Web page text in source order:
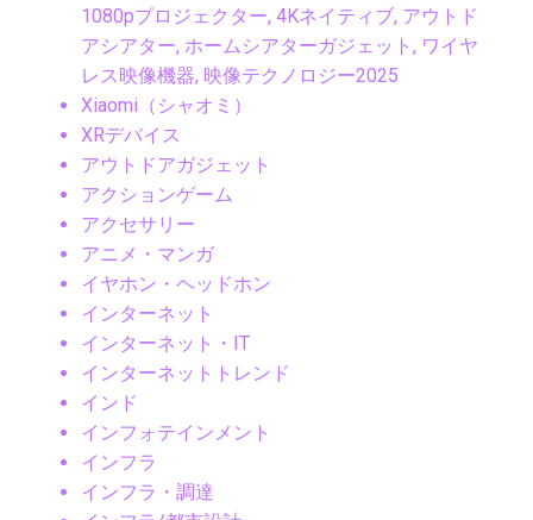
1080pプロジェクター, 4Kネイティブ, アウトド
アシアター, ホームシアターガジェット, ワイヤ
レス映像機器, 映像テクノロジー2025
Xiaomi（シャオミ）
XRデバイス
アウトドアガジェット
アクションゲーム
アクセサリー
アニメ・マンガ
イヤホン・ヘッドホン
インターネット
インターネット・IT
インターネットトレンド
インド
インフォテインメント
インフラ
インフラ・調達